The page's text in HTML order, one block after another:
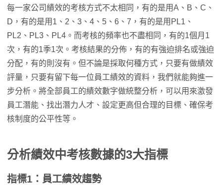
每一家公司績效的考核方式不太相同，有的是用A、B、C、
D，有的是用1、2、3、4、5、6、7，有的是用PL1、
PL2、PL3、PL4。而考核的頻率也不盡相同，有的1個月1
次，有的1季1次。考核結果的分佈，有的有強迫排名或強迫
分配，有的則沒有。但不論是採取何種方式，只要有做績效
評量，只要有留下每一位員工績效的資料，我們就能夠進一
步分析。將全部員工的績效數字做統整分析，可以用來激發
員工潛能、找出潛力人才、設定更高但合理的目標、確保考
核制度的公平性等。
分析績效中考核數據的3大指標
指標1：員工績效趨勢